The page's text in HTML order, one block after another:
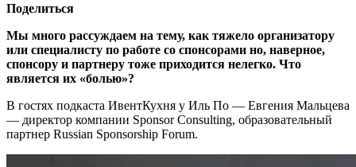
Поделиться
Мы много рассуждаем на тему, как тяжело организатору
или специалисту по работе со спонсорами но, наверное,
спонсору и партнеру тоже приходится нелегко. Что
является их «болью»?
В гостях подкаста ИвентКухня у Иль По — Евгения Мальцева
— директор компании Sponsor Consulting, образовательный
партнер Russian Sponsorship Forum.